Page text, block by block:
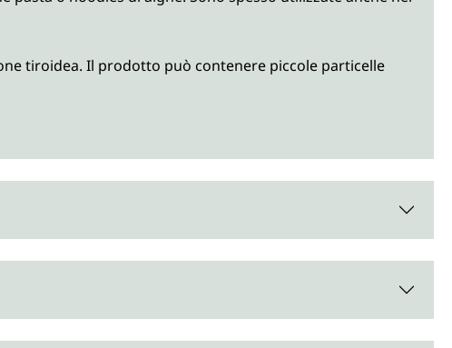
tiroidea. Il prodotto può contenere piccole particelle